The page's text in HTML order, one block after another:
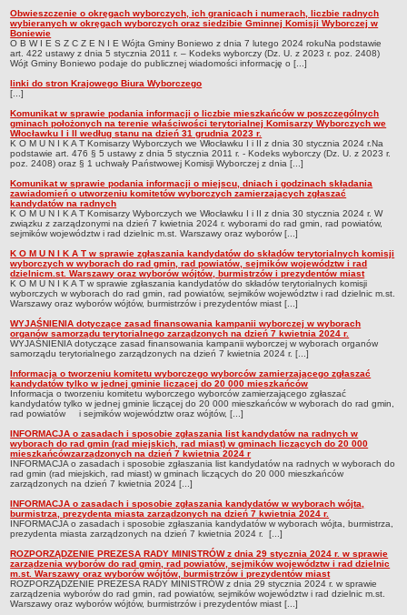
Plan postępowań o udzielenie zamówień w 2018 roku
Plan postępowań o udzielenie zamówień w 2017 roku
Dług publiczny, Pomoc publiczna
Realizacja inwestycji
przetargi
Konkursy
elektronizacja zamówień publicznych
zamówienia do 170 000 PLN
PRAWO LOKALNE
Statut
Projekty uchwał
Zarządzenia
Protokoły
Opłaty i podatki
Obwieszczenia,Zawiadomienia, sprawozdania ochrony środowiska
Decyzje o środowiskowych uwarunkowaniach
REWITALIZACJA GMINY BONIEWO
PPWOW
Aktualności
Podręcznik PPWOW
Plan działania
Strategia Rozwiązywania Problemów Społecznych
Lista osób kluczowych
Lista aktywności społecznych
Obwieszczenie o okręgach wyborczych, ich granicach i numerach, liczbie radnych
wybieranych w okręgach wyborczych oraz siedzibie Gminnej Komisji Wyborczej w
Boniewie
O B W I E S Z C Z E N I E Wójta Gminy Boniewo z dnia 7 lutego 2024 rokuNa podstawie
art. 422 ustawy z dnia 5 stycznia 2011 r. – Kodeks wyborczy (Dz. U. z 2023 r. poz. 2408)
Wójt Gminy Boniewo podaje do publicznej wiadomości informację o [...]
linki do stron Krajowego Biura Wyborczego
[...]
Komunikat w sprawie podania informacji o liczbie mieszkańców w poszczególnych
gminach położonych na terenie właściwości terytorialnej Komisarzy Wyborczych we
Włocławku I i II według stanu na dzień 31 grudnia 2023 r.
K O M U N I K A T Komisarzy Wyborczych we Włocławku I i II z dnia 30 stycznia 2024 r.Na
podstawie art. 476 § 5 ustawy z dnia 5 stycznia 2011 r. - Kodeks wyborczy (Dz. U. z 2023 r.
poz. 2408) oraz § 1 uchwały Państwowej Komisji Wyborczej z dnia [...]
Komunikat w sprawie podania informacji o miejscu, dniach i godzinach składania
zawiadomień o utworzeniu komitetów wyborczych zamierzających zgłaszać
kandydatów na radnych
K O M U N I K A T Komisarzy Wyborczych we Włocławku I i II z dnia 30 stycznia 2024 r. W
związku z zarządzonymi na dzień 7 kwietnia 2024 r. wyborami do rad gmin, rad powiatów,
sejmików województw i rad dzielnic m.st. Warszawy oraz wyborów [...]
K O M U N I K A T w sprawie zgłaszania kandydatów do składów terytorialnych komisji
wyborczych w wyborach do rad gmin, rad powiatów, sejmików województw i rad
dzielnicm.st. Warszawy oraz wyborów wójtów, burmistrzów i prezydentów miast
K O M U N I K A T w sprawie zgłaszania kandydatów do składów terytorialnych komisji
wyborczych w wyborach do rad gmin, rad powiatów, sejmików województw i rad dzielnic m.st.
Warszawy oraz wyborów wójtów, burmistrzów i prezydentów miast [...]
WYJAŚNIENIA dotyczące zasad finansowania kampanii wyborczej w wyborach
organów samorządu terytorialnego zarządzonych na dzień 7 kwietnia 2024 r.
WYJAŚNIENIA dotyczące zasad finansowania kampanii wyborczej w wyborach organów
samorządu terytorialnego zarządzonych na dzień 7 kwietnia 2024 r. [...]
Informacja o tworzeniu komitetu wyborczego wyborców zamierzającego zgłaszać
kandydatów tylko w jednej gminie liczącej do 20 000 mieszkańców
Informacja o tworzeniu komitetu wyborczego wyborców zamierzającego zgłaszać
kandydatów tylko w jednej gminie liczącej do 20 000 mieszkańców w wyborach do rad gmin,
rad powiatów i sejmików województw oraz wójtów, [...]
INFORMACJA o zasadach i sposobie zgłaszania list kandydatów na radnych w
wyborach do rad gmin (rad miejskich, rad miast) w gminach liczących do 20 000
mieszkańcówzarządzonych na dzień 7 kwietnia 2024 r
INFORMACJA o zasadach i sposobie zgłaszania list kandydatów na radnych w wyborach do
rad gmin (rad miejskich, rad miast) w gminach liczących do 20 000 mieszkańców
zarządzonych na dzień 7 kwietnia 2024 [...]
INFORMACJA o zasadach i sposobie zgłaszania kandydatów w wyborach wójta,
burmistrza, prezydenta miasta zarządzonych na dzień 7 kwietnia 2024 r.
INFORMACJA o zasadach i sposobie zgłaszania kandydatów w wyborach wójta, burmistrza,
prezydenta miasta zarządzonych na dzień 7 kwietnia 2024 r. [...]
ROZPORZĄDZENIE PREZESA RADY MINISTRÓW z dnia 29 stycznia 2024 r. w sprawie
zarządzenia wyborów do rad gmin, rad powiatów, sejmików województw i rad dzielnic
m.st. Warszawy oraz wyborów wójtów, burmistrzów i prezydentów miast
ROZPORZĄDZENIE PREZESA RADY MINISTRÓW z dnia 29 stycznia 2024 r. w sprawie
zarządzenia wyborów do rad gmin, rad powiatów, sejmików województw i rad dzielnic m.st.
Warszawy oraz wyborów wójtów, burmistrzów i prezydentów miast [...]